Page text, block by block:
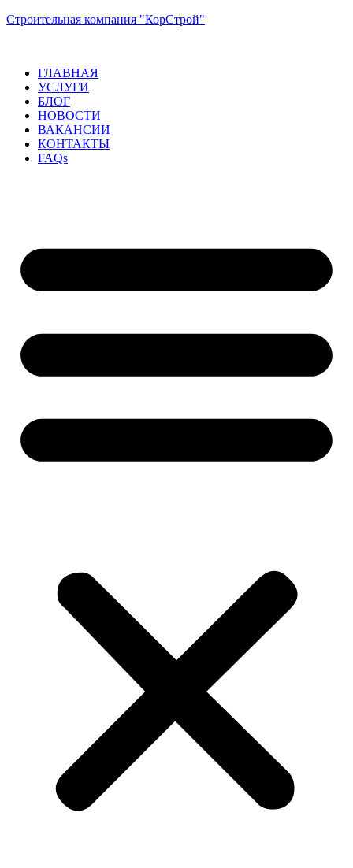
Строительная компания "КорСтрой"
ГЛАВНАЯ
УСЛУГИ
БЛОГ
НОВОСТИ
ВАКАНСИИ
КОНТАКТЫ
FAQs